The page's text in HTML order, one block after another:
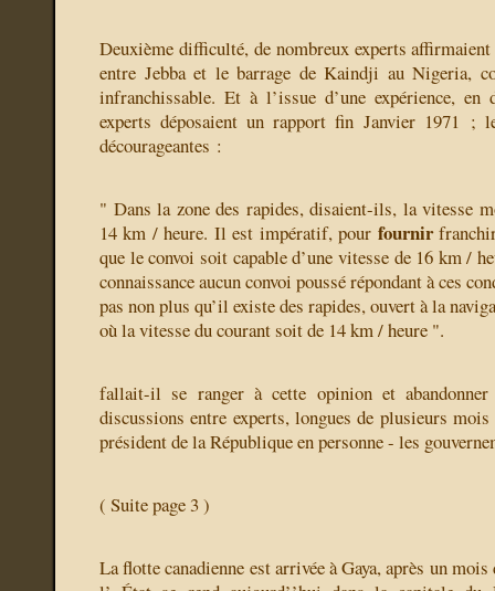
Deuxième difficulté, de nombreux experts
entre Jebba et le barrage de Kaindji au Nigeria,
infranchissable. Et à l’issue d’une expérience, en
experts déposaient un rapport fin Janvier 1971 ;
décourageantes :
" Dans la zone des rapides, disaient-ils, la vitesse
14 km / heure. Il est impératif, pour fournir
que le convoi soit capable d’une vitesse de 16 km /
connaissance aucun convoi poussé répondant à ces
pas non plus qu’il existe des rapides, ouvert à la
où la vitesse du courant soit de 14 km / heure ".
fallait-il se ranger à cette opinion et
discussions entre experts, longues de plusieurs
président de la République en personne - les
( Suite page 3 )
La flotte canadienne est arrivée à Gaya, après un